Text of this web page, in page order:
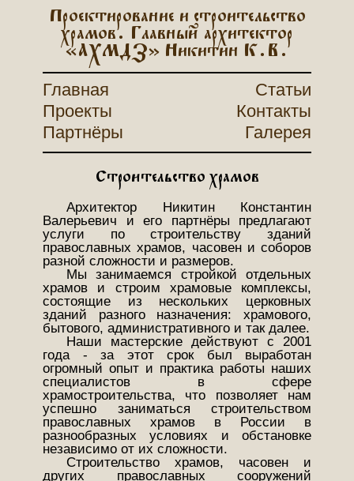
Проектирование и строительство
храмов. Главный архитектор
«АХМДЗ» Никитин К.В.
Главная
Проекты
Партнёры
Статьи
Контакты
Галерея
Строительство храмов
Архитектор Никитин Константин
Валерьевич и его партнёры предлагают
услуги по строительству зданий
православных храмов, часовен и соборов
разной сложности и размеров.
Мы занимаемся стройкой отдельных
храмов и строим храмовые комплексы,
состоящие из нескольких церковных
зданий разного назначения: храмового,
бытового, административного и так далее.
Наши мастерские действуют с 2001
года - за этот срок был выработан
огромный опыт и практика работы наших
специалистов в сфере
храмостроительства, что позволяет нам
успешно заниматься строительством
православных храмов в России в
разнообразных условиях и обстановке
независимо от их сложности.
Строительство храмов, часовен и
других православных сооружений